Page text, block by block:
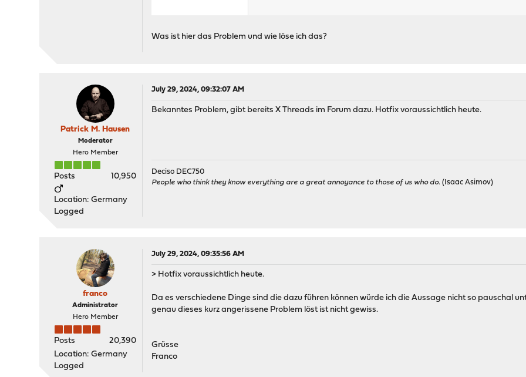
Was ist hier das Problem und wie löse ich das?
Patrick M. Hausen
Moderator
Hero Member
Posts 10,950
Location: Germany
Logged
July 29, 2024, 09:32:07 AM
Bekanntes Problem, gibt bereits X Threads im Forum dazu. Hotfix voraussichtlich heute.
Deciso DEC750
People who think they know everything are a great annoyance to those of us who do. (Isaac Asimov)
franco
Administrator
Hero Member
Posts
20,390
Location: Germany
Logged
July 29, 2024, 09:35:56 AM
> Hotfix voraussichtlich heute.
Da es verschiedene Dinge sind die dazu führen können würde ich die Aussage nicht so pauschal
genau dieses kurz angerissene Problem löst ist nicht gewiss.
Grüsse
Franco